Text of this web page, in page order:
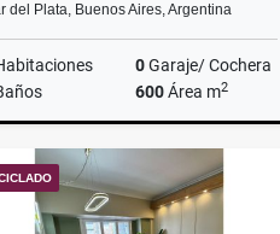
del Plata, Buenos Aires, Argentina
0Garaje/ Cochera
600Área m2
US$38,000